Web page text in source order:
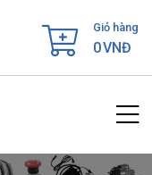
Giỏ hàng
0VNĐ